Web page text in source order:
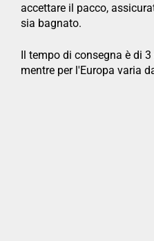
accettare il pacco,
sia bagnato.
Il tempo di consegna è di
mentre per l'Europa varia